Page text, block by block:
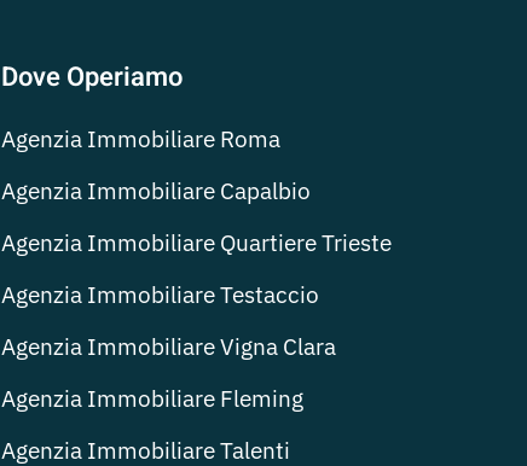
Dove Operiamo
Agenzia Immobiliare Roma
Agenzia Immobiliare Capalbio
Agenzia Immobiliare Quartiere Trieste
Agenzia Immobiliare Testaccio
Agenzia Immobiliare Vigna Clara
Agenzia Immobiliare Fleming
Agenzia Immobiliare Talenti